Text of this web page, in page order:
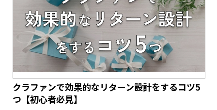
クラファンで効果的なリターン設計をするコツ5
つ【初心者必見】